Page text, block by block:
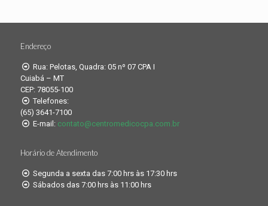
Endereço
Rua: Pelotas, Quadra: 05 nº 07 CPA I
Cuiabá – MT
CEP: 78055-100
Telefones:
(65) 3641-7100
E-mail: contato@centromedicocpa.com.br
Horário de Atendimento
Segunda a sexta das 7:00 hrs às 17:30 hrs
Sábados das 7:00 hrs às 11:00 hrs